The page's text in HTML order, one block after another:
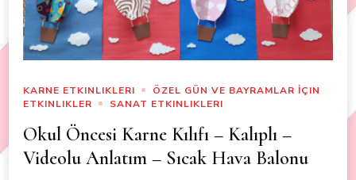
KARNE ETKINLIKLERI
ÖZEL GÜN VE BAYRAMLAR İÇIN
ETKINLIKLER
SANAT ETKINLIKLERI
Okul Öncesi Karne Kılıfı – Kalıplı –
Videolu Anlatım – Sıcak Hava Balonu